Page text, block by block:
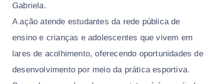
Gabriela.
A ação atende estudantes da rede pública de
ensino e crianças e adolescentes que vivem em
lares de acolhimento, oferecendo oportunidades de
desenvolvimento por meio da prática esportiva.